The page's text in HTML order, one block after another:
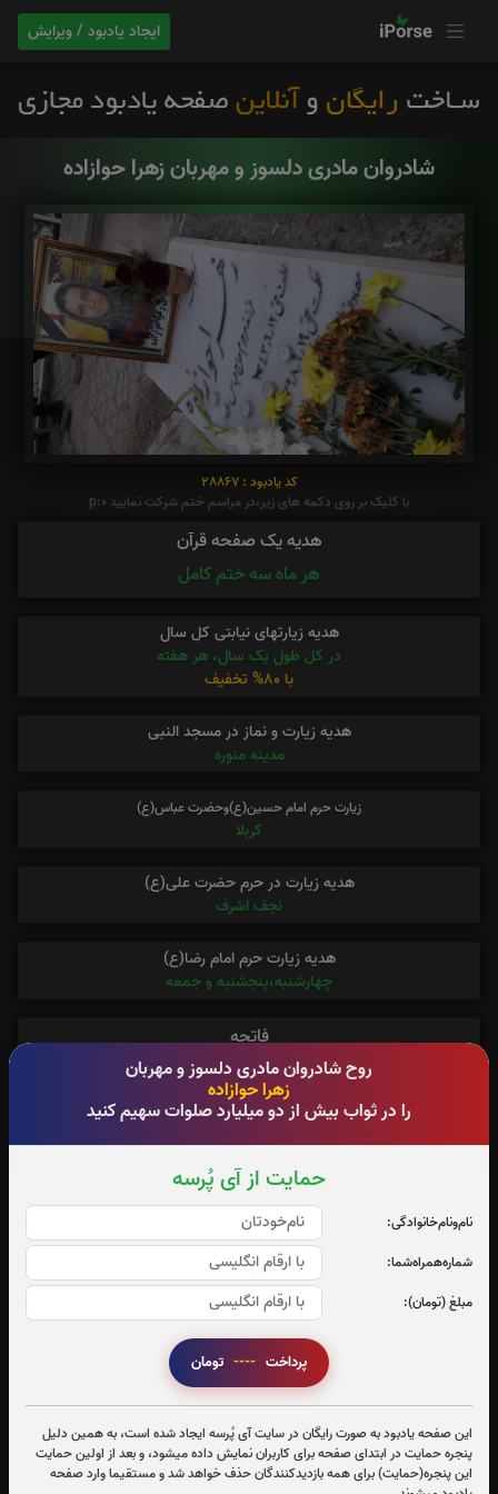
ایجاد یادبود / ویرایش
روح شادروان مادری دلسوز و مهربان
زهرا حوازاده
را در ثواب بیش از دو میلیارد صلوات سهیم کنید
حمایت از آی پُرسه
نام‌و‌نام‌خانوادگی:
شماره‌همراه‌شما:
مبلغ (تومان):
پرداخت ----
این صفحه یادبود به صورت رایگان در سایت آی پُرسه ایجاد شده است، به همین دلیل
پنجره حمایت در ابتدای صفحه برای کاربران نمایش داده میشود، و بعد از اولین حمایت
این پنجره(حمایت) برای همه بازدیدکنندگان حذف خواهد شد و مستقیما وارد صفحه
شادروان مادری دلسوز و مهربان زهرا حوازاده
کد یادبود : 28867
با کلیک بر روی دکمه های زیر،در مراسم ختم شرکت نمایید p:0
هدیه یک صفحه قرآن
هر ماه سه ختم کامل
هدیه زیارتهای نیابتی کل سال
در کل طول یک سال، هر هفته
با 80% تخفیف
هدیه زیارت و نماز در مسجد النبی
مدینه منوره
زیارت حرم امام حسین(ع)وحضرت عباس(ع)
کربلا
هدیه زیارت در حرم حضرت علی(ع)
نجف اشرف
هدیه زیارت حرم امام رضا(ع)
چهارشنبه،پنجشنبه و جمعه
فاتحه
0
تعداد بازدید : 433
اشتراک گذاری